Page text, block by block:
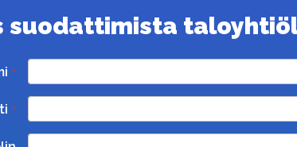
suodattimista